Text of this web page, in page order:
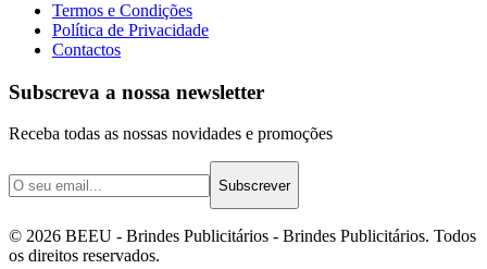
Termos e Condições
Política de Privacidade
Contactos
Subscreva a nossa newsletter
Receba todas as nossas novidades e promoções
Subscrever
© 2026 BEEU - Brindes Publicitários - Brindes Publicitários. Todos
os direitos reservados.